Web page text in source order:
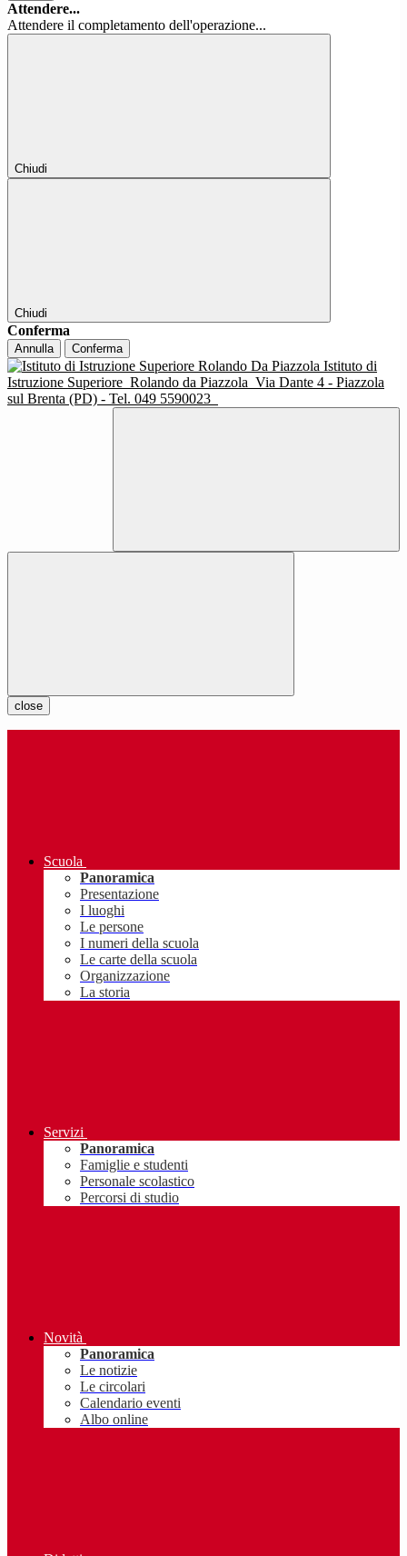
Attendere...
Attendere il completamento dell'operazione...
Chiudi
Chiudi
Conferma
Annulla Conferma
Istituto di
Istruzione Superiore Rolando da Piazzola Via Dante 4 - Piazzola
sul Brenta (PD) - Tel. 049 5590023
close
Scuola
Panoramica
Presentazione
I luoghi
Le persone
I numeri della scuola
Le carte della scuola
Organizzazione
La storia
Servizi
Panoramica
Famiglie e studenti
Personale scolastico
Percorsi di studio
Novità
Panoramica
Le notizie
Le circolari
Calendario eventi
Albo online